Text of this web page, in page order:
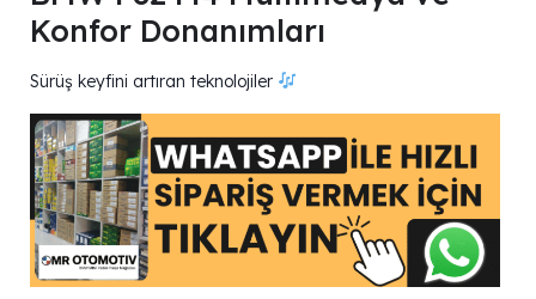
Konfor Donanımları
Sürüş keyfini artıran teknolojiler